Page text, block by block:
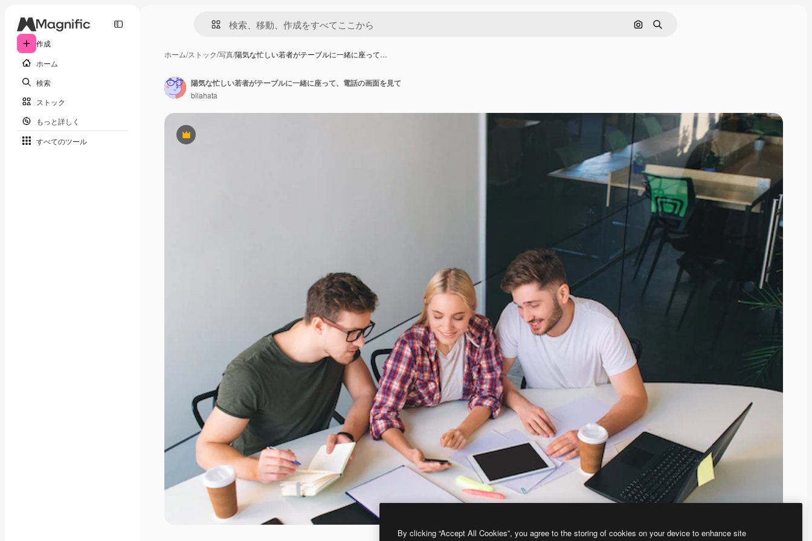
作成
ホーム
検索
ストック
もっと詳しく
すべてのツール
画像で検索
検索
ホーム/ストック/写真/陽気な忙しい若者がテーブルに一緒に座って…
Premium
陽気な忙しい若者がテーブルに一緒に座って、電話の画面を見て
bilahata
By clicking “Accept All Cookies”, you agree to the storing of cookies on your device to enhance site